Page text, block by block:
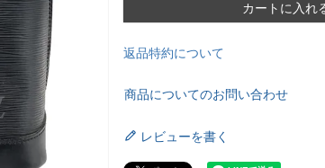
カートに入れ
返品特約について
商品についてのお問い合わせ
レビューを書く